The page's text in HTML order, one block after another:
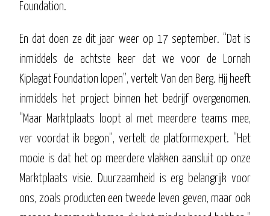
Foundation.
En dat doen ze dit jaar weer op 17 september. “Dat is
inmiddels de achtste keer dat we voor de Lornah
Kiplagat Foundation lopen”, vertelt Van den Berg. Hij heeft
inmiddels het project binnen het bedrijf overgenomen.
“Maar Marktplaats loopt al met meerdere teams mee,
ver voordat ik begon”, vertelt de platformexpert. “Het
mooie is dat het op meerdere vlakken aansluit op onze
Marktplaats visie. Duurzaamheid is erg belangrijk voor
ons, zoals producten een tweede leven geven, maar ook